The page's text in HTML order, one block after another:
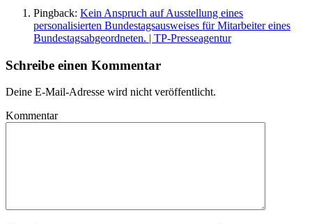
Pingback: Kein Anspruch auf Ausstellung eines
personalisierten Bundestagsausweises für Mitarbeiter eines
Bundestagsabgeordneten. | TP-Presseagentur
Schreibe einen Kommentar
Deine E-Mail-Adresse wird nicht veröffentlicht.
Kommentar